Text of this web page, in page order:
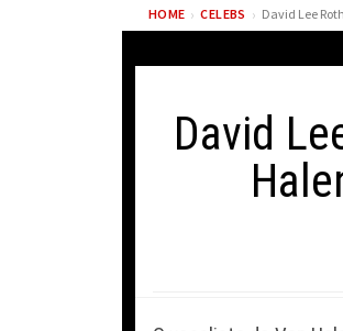
HOME › CELEBS ›
David